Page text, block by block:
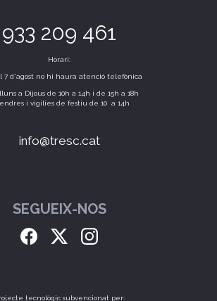
933 209 461
Horari:
7 d'agost no hi haura atenció telefònica
a Dijous de 10h a 14h i de 15h a 18h
i vigílies de festiu de 10 a 14h
info@tresc.cat
SEGUEIX-NOS
tecnològic subvencionat per: